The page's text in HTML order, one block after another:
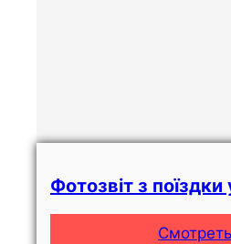
Фотозвіт з